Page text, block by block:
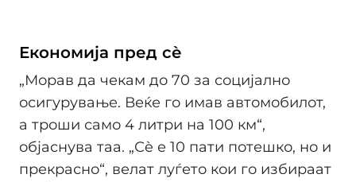
Економија пред сѐ
„Морав да чекам до 70 за социјално
осигурување. Веќе го имав автомобилот,
а троши само 4 литри на 100 км“,
објаснува таа. „Сè е 10 пати потешко, но и
прекрасно“, велат луѓето кои го избираат